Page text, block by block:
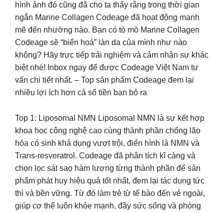
hình ảnh đó cũng đã cho ta thấy rằng trong thời gian
ngắn Marine Collagen Codeage đã hoạt động mạnh
mẽ đến nhường nào. Bạn có tò mò Marine Collagen
Codeage sẽ “biến hoá” làn da của mình như nào
không? Hãy trực tiếp trải nghiệm và cảm nhận sự khác
biệt nhé! Inbox ngay để được Codeage Việt Nam tư
vấn chi tiết nhất. – Top sản phẩm Codeage đem lại
nhiều lợi ích hơn cả số tiền bạn bỏ ra
Top 1: Liposomal NMN Liposomal NMN là sự kết hợp
khoa học công nghệ cao cùng thành phần chống lão
hóa có sinh khả dụng vượt trội, điển hình là NMN và
Trans-resveratrol. Codeage đã phân tích kĩ càng và
chọn lọc sát sao hàm lượng từng thành phần để sản
phẩm phát huy hiệu quả tốt nhất, đem lại tác dụng tức
thì và bền vững. Từ đó làm trẻ từ tế bào đến vẻ ngoài,
giúp cơ thể luôn khỏe mạnh, đầy sức sống và phòng